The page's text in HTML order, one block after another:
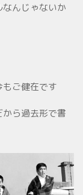
んじゃないか
ご健在です
ら過去形で書